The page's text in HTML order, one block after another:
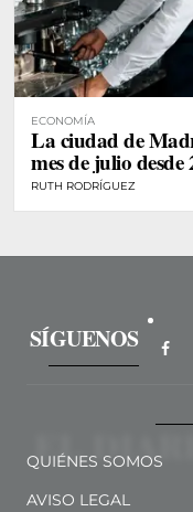
ECONOMÍA
La ciudad de
mes de julio desde
RUTH RODRÍGUEZ
SÍGUENOS
QUIÉNES SOMOS
AVISO LEGAL